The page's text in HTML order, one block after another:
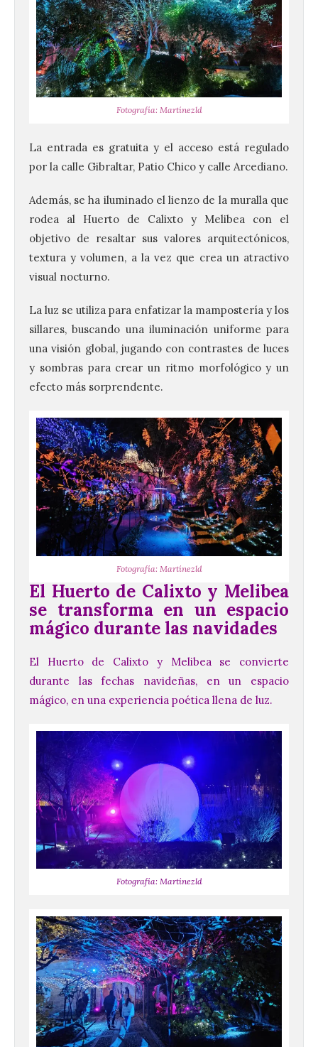
Fotografía: Martínezld
La entrada es gratuita y el acceso está regulado
por la calle Gibraltar, Patio Chico y calle Arcediano.
Además, se ha iluminado el lienzo de la muralla que
rodea al Huerto de Calixto y Melibea con el
objetivo de resaltar sus valores arquitectónicos,
textura y volumen, a la vez que crea un atractivo
visual nocturno.
La luz se utiliza para enfatizar la mampostería y los
sillares, buscando una iluminación uniforme para
una visión global, jugando con contrastes de luces
y sombras para crear un ritmo morfológico y un
efecto más sorprendente.
Fotografía: Martínezld
El Huerto de Calixto y Melibea
se transforma en un espacio
mágico durante las navidades
El Huerto de Calixto y Melibea se convierte
durante las fechas navideñas, en un espacio
mágico, en una experiencia poética llena de luz.
Fotografía: Martínezld